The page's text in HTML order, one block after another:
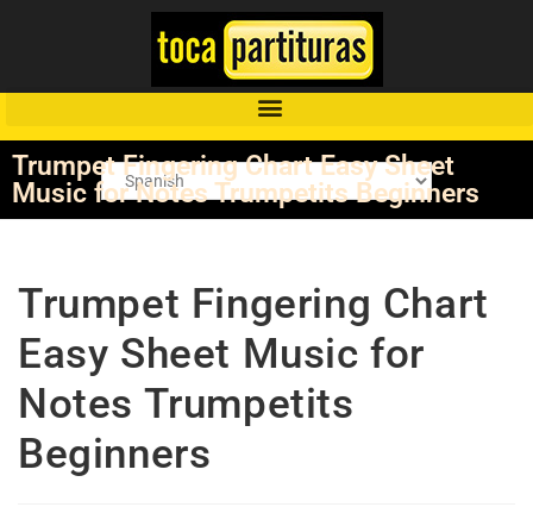
Trumpet Fingering Chart Easy Sheet
Music for Notes Trumpetits Beginners
Trumpet Fingering Chart
Easy Sheet Music for
Notes Trumpetits
Beginners